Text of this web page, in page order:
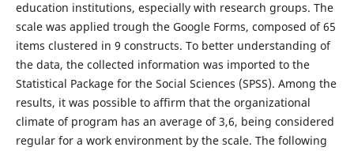
education institutions, especially with research groups. The
scale was applied trough the Google Forms, composed of 65
items clustered in 9 constructs. To better understanding of
the data, the collected information was imported to the
Statistical Package for the Social Sciences (SPSS). Among the
results, it was possible to affirm that the organizational
climate of program has an average of 3,6, being considered
regular for a work environment by the scale. The following